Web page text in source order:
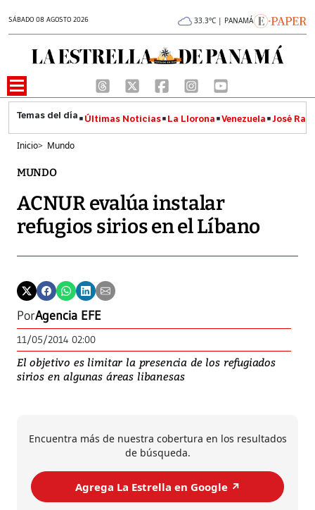
SÁBADO 08 AGOSTO 2026 33.3°C | PANAMÁ
Últimas Noticias La Llorona Venezuela José
Inicio> Mundo
MUNDO
ACNUR evalúa instalar
refugios sirios en el Líbano
PorAgencia EFE
11/05/2014 02:00
El objetivo es limitar la presencia de los refugiados
sirios en algunas áreas libanesas
Encuentra más de nuestra cobertura en los resultados
de búsqueda.
Agrega La Estrella en Google ↗️